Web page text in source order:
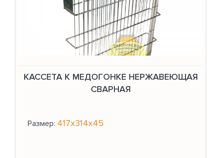
КАССЕТА К МЕДОГОНКЕ НЕРЖАВЕЮЩАЯ
СВАРНАЯ
Размер: 417х314х45